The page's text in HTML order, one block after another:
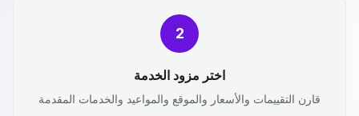
2
اختر مزود الخدمة
قارن التقييمات والأسعار والموقع والمواعيد والخدمات المقدمة